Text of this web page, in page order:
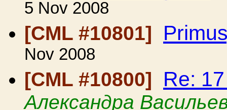
5 Nov 2008
[CML #10801]
Nov 2008
[CML #10800]
Re:
Александра